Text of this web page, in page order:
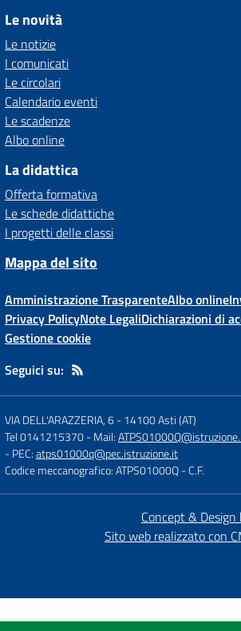
Le novità
Le notizie
I comunicati
Le circolari
Calendario eventi
Le scadenze
Albo online
La didattica
Offerta formativa
Le schede didattiche
I progetti delle classi
Mappa del sito
Amministrazione TrasparenteAlbo online
Privacy PolicyNote LegaliDichiarazioni di
Gestione cookie
Seguici su:
VIA DELL'ARAZZERIA, 6-14100 Asti (AT)
Tel 0141215370- Mail:
- PEC:atps01000q@pec.istruzione.it
Codice meccanografico: ATPS01000Q- C.F.
Concept & Design
Sito web realizzato con